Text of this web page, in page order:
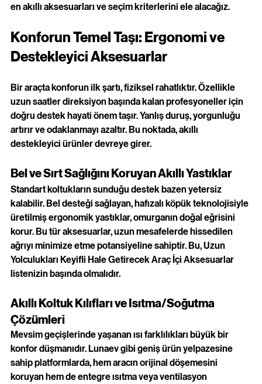
en akıllı aksesuarları ve seçim kriterlerini ele alacağız.
Konforun Temel Taşı: Ergonomi ve
Destekleyici Aksesuarlar
Bir araçta konforun ilk şartı, fiziksel rahatlıktır. Özellikle
uzun saatler direksiyon başında kalan profesyoneller için
doğru destek hayati önem taşır. Yanlış duruş, yorgunluğu
artırır ve odaklanmayı azaltır. Bu noktada, akıllı
destekleyici ürünler devreye girer.
Bel ve Sırt Sağlığını Koruyan Akıllı Yastıklar
Standart koltukların sunduğu destek bazen yetersiz
kalabilir. Bel desteği sağlayan, hafızalı köpük teknolojisiyle
üretilmiş ergonomik yastıklar, omurganın doğal eğrisini
korur. Bu tür aksesuarlar, uzun mesafelerde hissedilen
ağrıyı minimize etme potansiyeline sahiptir. Bu, Uzun
Yolculukları Keyifli Hale Getirecek Araç İçi Aksesuarlar
listenizin başında olmalıdır.
Akıllı Koltuk Kılıfları ve Isıtma/Soğutma
Çözümleri
Mevsim geçişlerinde yaşanan ısı farklılıkları büyük bir
konfor düşmanıdır. Lunaev gibi geniş ürün yelpazesine
sahip platformlarda, hem aracın orijinal döşemesini
koruyan hem de entegre ısıtma veya ventilasyon